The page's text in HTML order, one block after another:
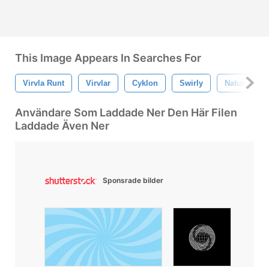
This Image Appears In Searches For
Virvla Runt Virvlar Cyklon Swirly Natur
Användare Som Laddade Ner Den Här Filen
Laddade Även Ner
Sponsrade bilder